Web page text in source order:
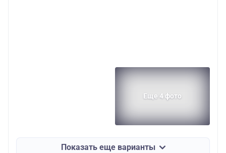
Еще 4 фото
Показать еще варианты